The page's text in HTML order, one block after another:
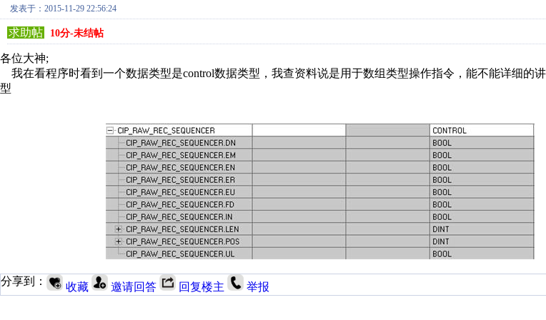
发表于：2015-11-29 22:56:24
求助帖
10分-未结帖
各位大神;
我在看程序时看到一个数据类型是control数据类型，我查资料说是用于数组类型操作指令，能不能详细的
型
分享到： 收藏 邀请回答 回复楼主 举报